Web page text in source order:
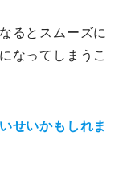
るとスムーズに
なってしまうこ
せいかもしれま